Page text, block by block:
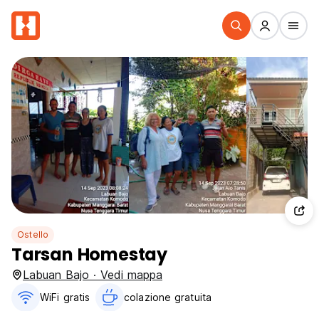
Ostello
Tarsan Homestay
Labuan Bajo · Vedi mappa
WiFi gratis colazione gratuita‎